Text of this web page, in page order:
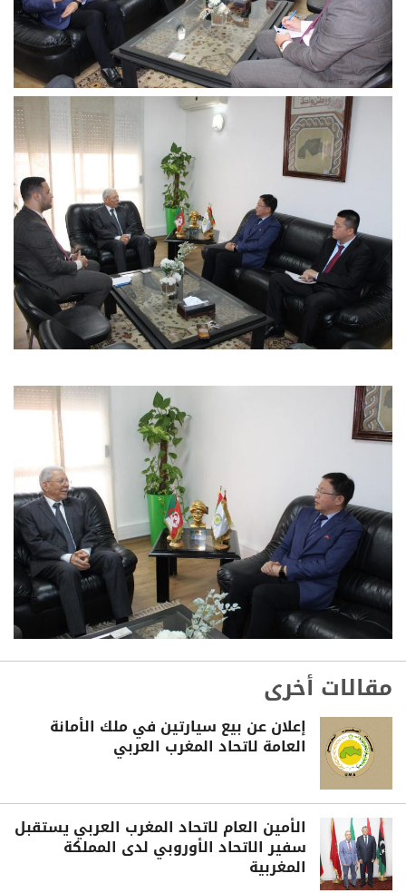
مقالات أخرى
إعلان عن بيع سيارتين في ملك الأمانة
العامة لاتحاد المغرب العربي
الأمين العام لاتحاد المغرب العربي يستقبل
سفير الاتحاد الأوروبي لدى المملكة
المغربية